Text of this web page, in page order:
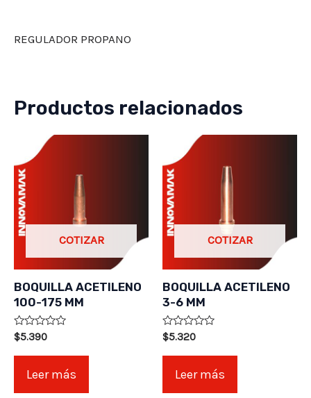
REGULADOR PROPANO
Productos relacionados
COTIZAR
BOQUILLA ACETILENO
100-175 MM
Valorado
en
0
$5.390
Leer más
COTIZAR
BOQUILLA ACETILENO
3-6 MM
Valorado
en
0
$5.320
Leer más